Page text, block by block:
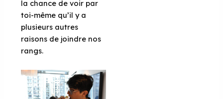
la chance de voir par
toi-même qu’il y a
plusieurs autres
raisons de joindre nos
rangs.